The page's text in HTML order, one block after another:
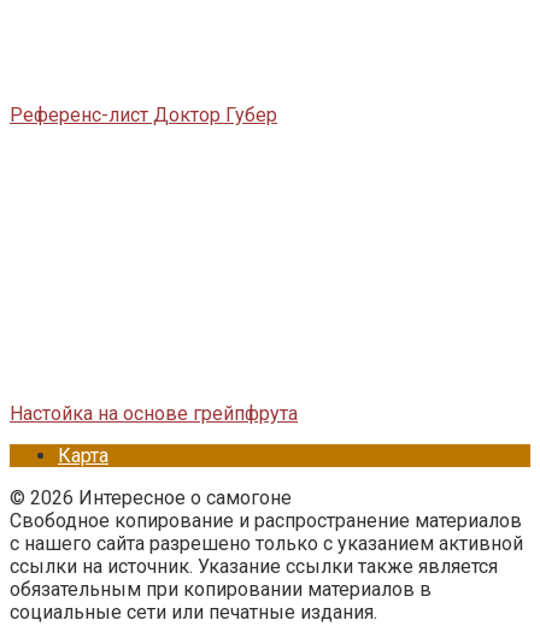
Референс-лист Доктор Губер
Настойка на основе грейпфрута
Карта
© 2026 Интересное о самогоне
Свободное копирование и распространение материалов
с нашего сайта разрешено только с указанием активной
ссылки на источник. Указание ссылки также является
обязательным при копировании материалов в
социальные сети или печатные издания.